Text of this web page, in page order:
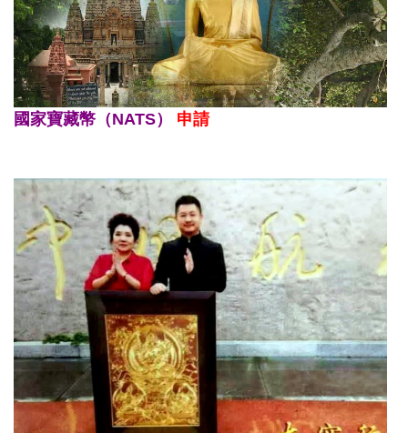
國家寶藏幣（NATS） 申請